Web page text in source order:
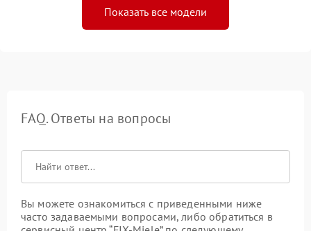
Показать все модели
FAQ. Ответы на вопросы
Вы можете ознакомиться с приведенными ниже
часто задаваемыми вопросами, либо обратиться в